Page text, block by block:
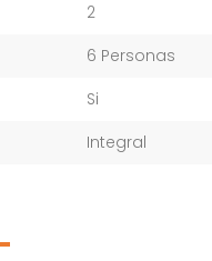
2
6 Personas
Si
Integral